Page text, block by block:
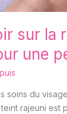
sur la
une
soins du
rajeuni est